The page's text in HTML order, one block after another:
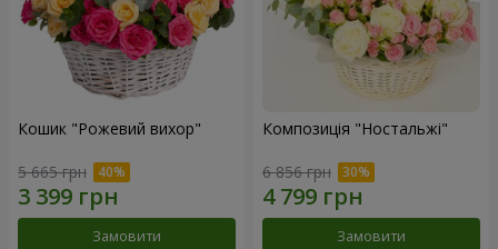
Кошик "Рожевий вихор"
5 665 грн
Замовити
Композиція "Ностальжі"
6 856 грн
Замовити